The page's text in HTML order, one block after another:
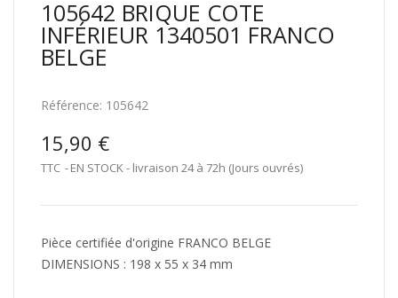
105642 BRIQUE COTE
INFÉRIEUR 1340501 FRANCO
BELGE
Référence: 105642
15,90 €
TTC EN STOCK - livraison 24 à 72h (Jours ouvrés)
Pièce certifiée d'origine FRANCO BELGE
DIMENSIONS : 198 x 55 x 34 mm